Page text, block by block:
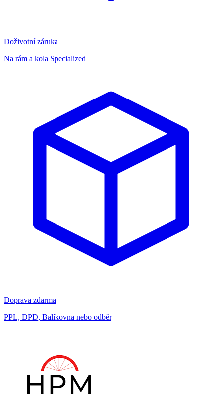
Doživotní záruka
Na rám a kola Specialized
Doprava zdarma
PPL, DPD, Balíkovna nebo odběr